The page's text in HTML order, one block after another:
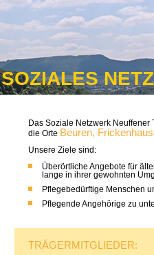
SOZIALES
Das Soziale Netzwerk Neuffener
die Orte Beuren,
Unsere Ziele sind:
Überörtliche Angebote für
lange in ihrer gewohnten
Pflegebedürftige Menschen
Pflegende Angehörige zu
TRÄGERMITGLIEDER: